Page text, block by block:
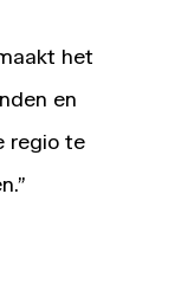
het
en
regio te